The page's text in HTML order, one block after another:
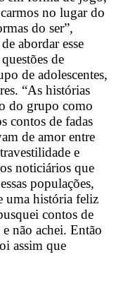
no lugar do
do ser”,
abordar esse
de
de adolescentes,
“As histórias
do grupo como
contos de fadas
de amor entre
e
noticiários que
populações,
uma história feliz
contos de
não achei. Então
assim que